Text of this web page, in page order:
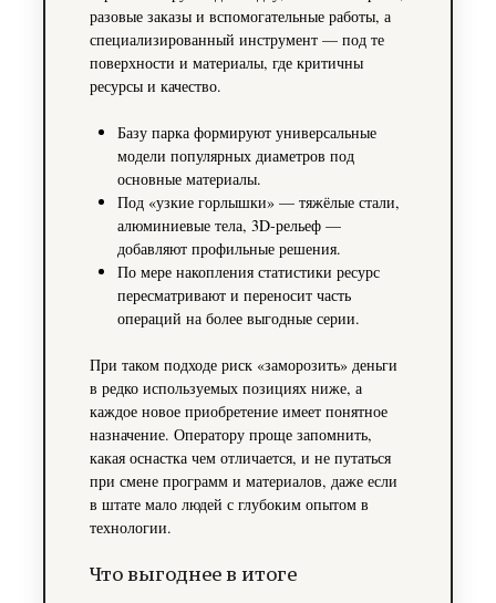
разовые заказы и вспомогательные работы, а
специализированный инструмент — под те
поверхности и материалы, где критичны
ресурсы и качество.
Базу парка формируют универсальные
модели популярных диаметров под
основные материалы.
Под «узкие горлышки» — тяжёлые стали,
алюминиевые тела, 3D‑рельеф —
добавляют профильные решения.
По мере накопления статистики ресурс
пересматривают и переносит часть
операций на более выгодные серии.
При таком подходе риск «заморозить» деньги
в редко используемых позициях ниже, а
каждое новое приобретение имеет понятное
назначение. Оператору проще запомнить,
какая оснастка чем отличается, и не путаться
при смене программ и материалов, даже если
в штате мало людей с глубоким опытом в
технологии.
Что выгоднее в итоге